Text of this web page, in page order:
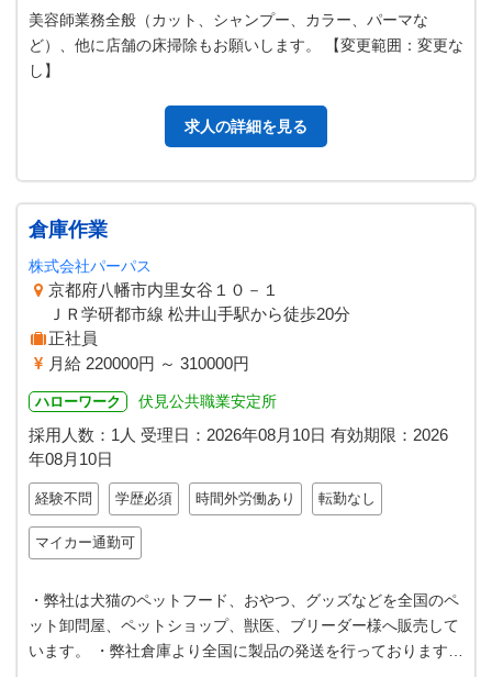
美容師業務全般（カット、シャンプー、カラー、パーマな
ど）、他に店舗の床掃除もお願いします。 【変更範囲：変更な
し】
求人の詳細を見る
倉庫作業
株式会社パーパス
京都府八幡市内里女谷１０－１
ＪＲ学研都市線 松井山手駅から徒歩20分
正社員
月給 220000円 ～ 310000円
ハローワーク 伏見公共職業安定所
採用人数：1人 受理日： 2026年08月10日 有効期限： 2026
年08月10日
経験不問 学歴必須 時間外労働あり 転勤なし
マイカー通勤可
・弊社は犬猫のペットフード、おやつ、グッズなどを全国のペ
ット卸問屋、ペットショップ、獣医、ブリーダー様へ販売して
います。 ・弊社倉庫より全国に製品の発送を行っております。